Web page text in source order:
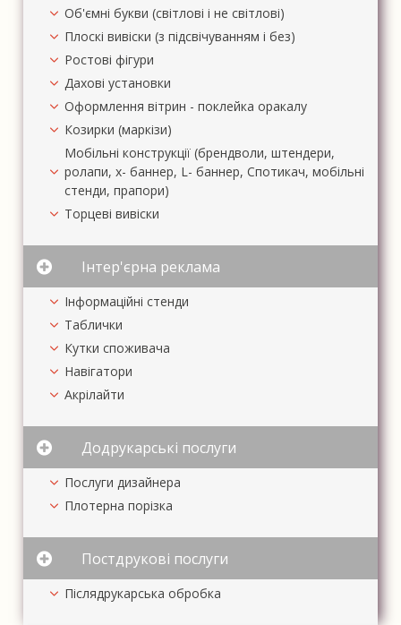
Об'ємні букви (світлові і не світлові)
Плоскі вивіски (з підсвічуванням і без)
Ростові фігури
Дахові установки
Оформлення вітрин - поклейка оракалу
Козирки (маркізи)
Мобільні конструкції (брендволи, штендери,
ролапи, х- баннер, L- баннер, Спотикач, мобільні
стенди, прапори)
Торцеві вивіски
Інтер'єрна реклама
Інформаційні стенди
Таблички
Кутки споживача
Навігатори
Акрілайти
Додрукарські послуги
Послуги дизайнера
Плотерна порізка
Постдрукові послуги
Післядрукарська обробка